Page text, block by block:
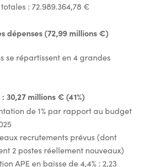
: 72.989.364,78 €
dépenses (72,99 millions €)
se répartissent en 4 grandes
30,27 millions € (41%)
de 1% par rapport au budget
recrutements prévus (dont
2 postes réellement nouveaux)
APE en baisse de 4,4% : 2,23